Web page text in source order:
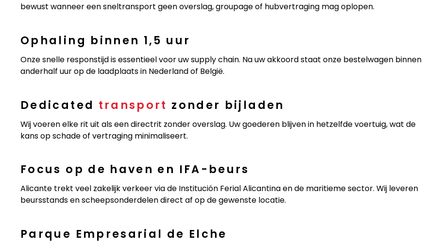
bewust wanneer een sneltransport geen overslag, groupage of hubvertraging mag oplopen.
Ophaling binnen 1,5 uur
Onze snelle responstijd is essentieel voor uw supply chain. Na uw akkoord staat onze bestelwagen binnen
anderhalf uur op de laadplaats in Nederland of België.
Dedicated transport zonder bijladen
Wij voeren elke rit uit als een directrit zonder overslag. Uw goederen blijven in hetzelfde voertuig, wat de
kans op schade of vertraging minimaliseert.
Focus op de haven en IFA-beurs
Alicante trekt veel zakelijk verkeer via de Institución Ferial Alicantina en de maritieme sector. Wij leveren
beursstands en scheepsonderdelen direct af op de gewenste locatie.
Parque Empresarial de Elche